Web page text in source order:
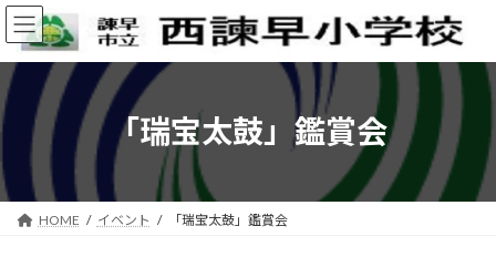
コ
ン
ン
ツ
へ
ッ
ナ
ビ
ー
シ
ョ
移
「瑞宝太鼓」鑑賞会
HOME イベント 「瑞宝太鼓」鑑賞会